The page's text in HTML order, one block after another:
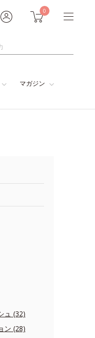
0
マガジン
ュ (32)
ン (28)